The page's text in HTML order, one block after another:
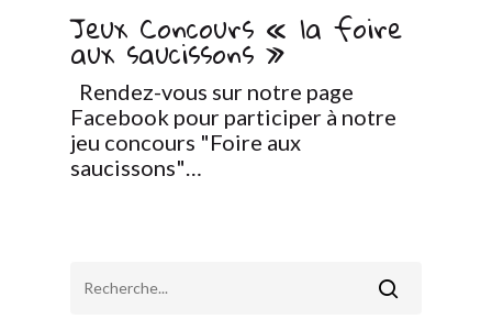
Jeux Concours « la foire
aux saucissons »
Rendez-vous sur notre page
Facebook pour participer à notre
jeu concours "Foire aux
saucissons"…